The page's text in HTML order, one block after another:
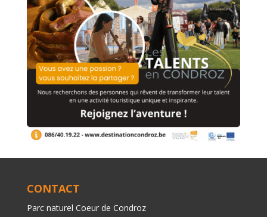
CONTACT
Parc naturel Coeur de Condroz